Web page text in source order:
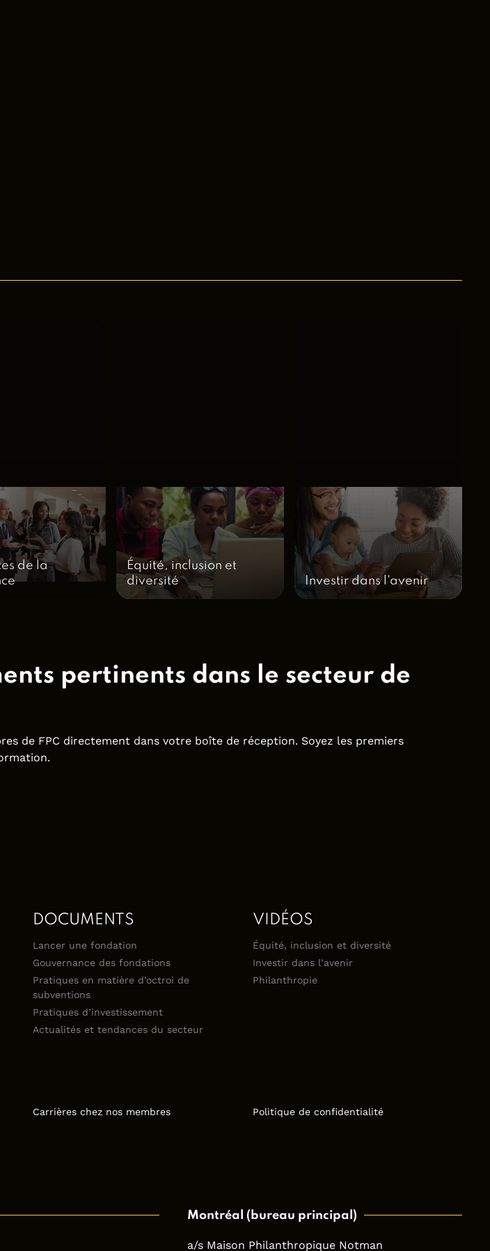
de la
Équité, inclusion et
diversité
Investir dans l'avenir
pertinents dans le secteur de
de FPC directement dans votre boîte de réception. Soyez les premiers
DOCUMENTS
Lancer une fondation
Gouvernance des fondations
Pratiques en matière d’octroi de
subventions
Pratiques d’investissement
Actualités et tendances du secteur
VIDÉOS
Équité, inclusion et diversité
Investir dans l’avenir
Philanthropie
Carrières chez nos membres Politique de confidentialité
Montréal (bureau principal)
a/s Maison Philanthropique Notman